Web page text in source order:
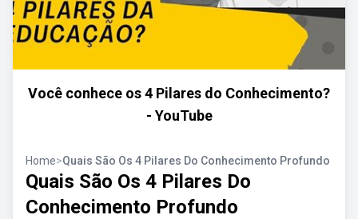
Você conhece os 4 Pilares do Conhecimento?
- YouTube
Home>Quais São Os 4 Pilares Do Conhecimento Profundo
Quais São Os 4 Pilares Do
Conhecimento Profundo